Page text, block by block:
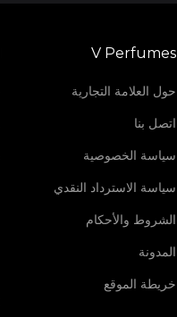
V Perfumes
حول العلامة التجارية
اتصل بنا
سياسة الخصوصية
سياسة الاسترداد النقدي
الشروط والأحكام
المدونة
خريطة الموقع